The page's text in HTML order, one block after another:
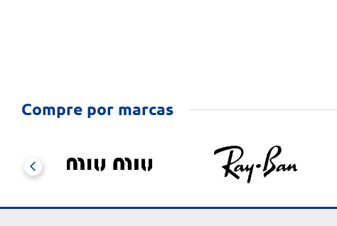
Compre por marcas